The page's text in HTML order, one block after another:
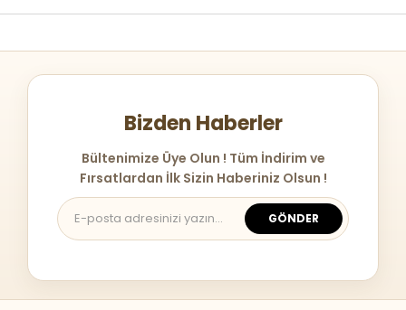
Bizden Haberler
Bültenimize Üye Olun ! Tüm İndirim ve
Fırsatlardan İlk Sizin Haberiniz Olsun !
GÖNDER